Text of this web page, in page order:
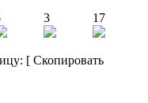
3 17
[ Скопировать